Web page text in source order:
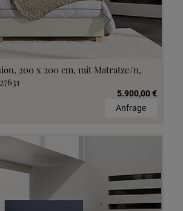
200 x 200 cm, mit Matratze/n,
5.900,00 €
Anfrage